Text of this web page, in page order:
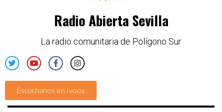
Radio Abierta Sevilla
La radio comunitaria de Polígono Sur
Escúchanos en Ivoox